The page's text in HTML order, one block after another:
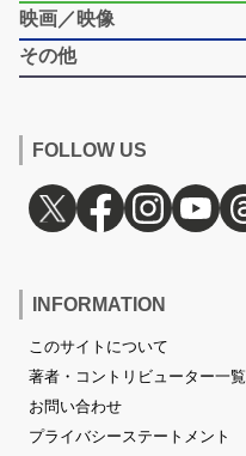
映画／映像
その他
FOLLOW US
INFORMATION
このサイトについて
著者・コントリビューター一覧
お問い合わせ
プライバシーステートメント